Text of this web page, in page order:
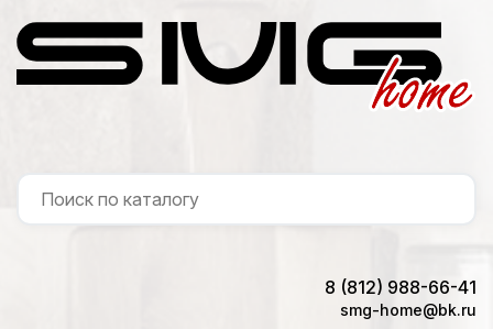
8 (812) 988-66-41
smg-home@bk.ru